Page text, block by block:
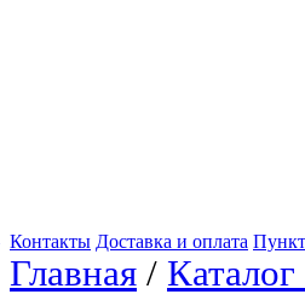
Контакты Доставка и оплата
Главная /